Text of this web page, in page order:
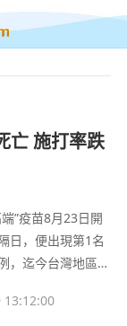
亡 施打率跌
”疫苗8月23日開
日，便出現第1名
，迄今台灣地區流
案例，昨天新北市
13:12:00